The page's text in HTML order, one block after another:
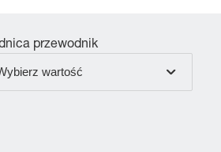
przewodnik
wartość